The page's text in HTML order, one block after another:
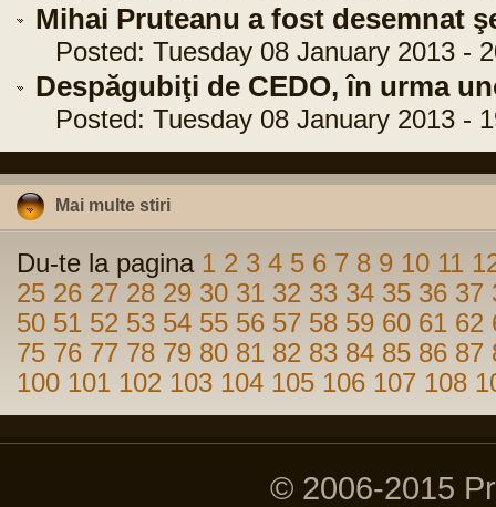
Mihai Pruteanu a fost desemnat
Posted: Tuesday 08 January 2013 -
Despăgubiţi de CEDO, în urma
Posted: Tuesday 08 January 2013 -
Mai multe stiri
Du-te la pagina 1 2 3 4 5 6 7 8 9 10 11
25 26 27 28 29 30 31 32 33 34 35 36 37
50 51 52 53 54 55 56 57 58 59 60 61 62
75 76 77 78 79 80 81 82 83 84 85 86 87
100 101 102 103 104 105 106 107 108
© 2006-2015